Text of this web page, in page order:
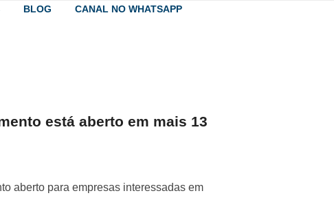
BLOG CANAL NO WHATSAPP
está aberto em mais 13
aberto para empresas interessadas em